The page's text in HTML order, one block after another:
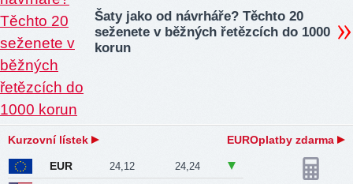
Šaty jako od návrháře? Těchto 20
seženete v běžných řetězcích do 1000
korun
Kurzovní lístek EUROplatby zdarma
EUR 24,12 24,24